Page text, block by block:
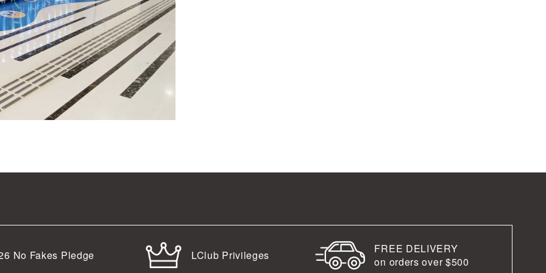
No Fakes Pledge LClub Privileges
FREE DELIVERY
on orders over $500